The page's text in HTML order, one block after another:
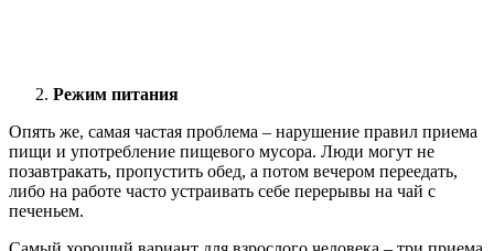
Режим питания
Опять же, самая частая проблема – нарушение правил приема
пищи и употребление пищевого мусора. Люди могут не
позавтракать, пропустить обед, а потом вечером переедать,
либо на работе часто устраивать себе перерывы на чай с
печеньем.